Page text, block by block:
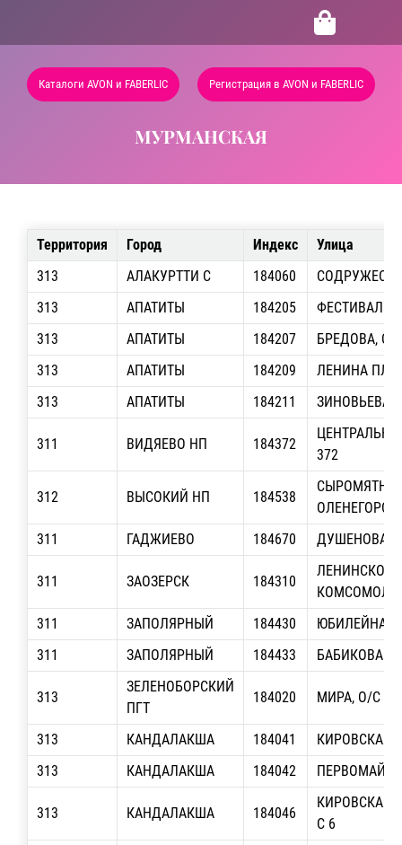
Каталоги AVON и FABERLIC Регистрация в AVON и FABERLIC
МУРМАНСКАЯ
Территория Город Индекс
Улица
313
АЛАКУРТТИ С 184060
313
АПАТИТЫ 184205
313
АПАТИТЫ 184207
БРЕДОВА, О/
313
АПАТИТЫ 184209
ЛЕНИНА ПЛ.,
313
АПАТИТЫ 184211 ЗИНОВЬЕВА,
311 ВИДЯЕВО НП 184372
372
312 ВЫСОКИЙ НП 184538
311
ГАДЖИЕВО 184670 ДУШЕНОВА,
311 ЗАОЗЕРСК 184310
ЛЕНИНСКОГО
КОМСОМОЛА,
311
ЗАПОЛЯРНЫЙ 184430
ЮБИЛЕЙНАЯ,
311
ЗАПОЛЯРНЫЙ 184433 БАБИКОВА
313
ЗЕЛЕНОБОРСКИЙ
ПГТ
184020 МИРА, О/С 20
313 КАНДАЛАКША 184041
КИРОВСКАЯ,
313
КАНДАЛАКША 184042
313 КАНДАЛАКША 184046
КИРОВСКАЯ
С 6